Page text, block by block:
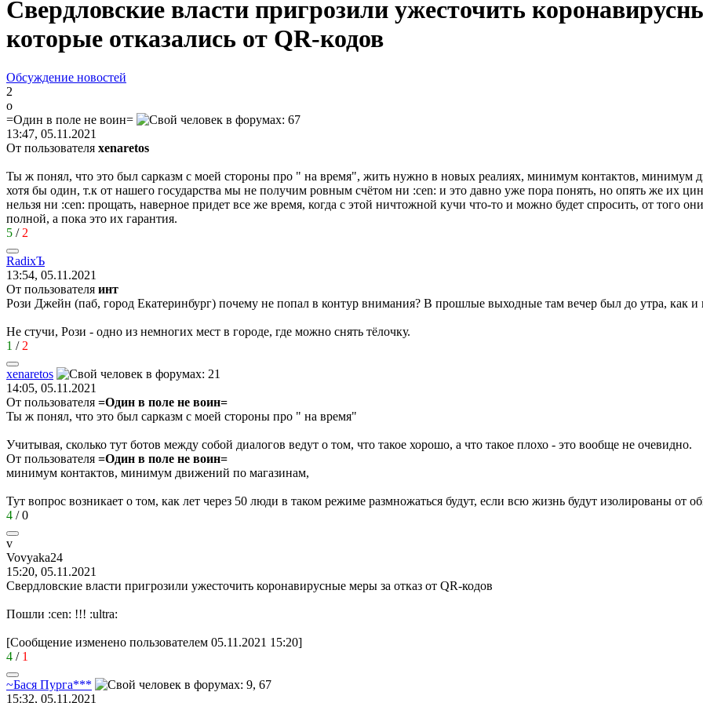
Свердловские власти пригрозили ужесточить
которые отказались от QR-кодов
Обсуждение новостей
2
о
=Один в поле не воин=
13:47, 05.11.2021
От пользователя xenaretos
Ты ж понял, что это был сарказм с моей стороны про " на время", жить нужно в новых реалиях, минимум контактов, минимум
хотя бы один, т.к от нашего государства мы не получим ровным счётом ни :cen: и это давно уже пора понять, но опять же их
нельзя ни :cen: прощать, наверное придет все же время, когда с этой ничтожной кучи что-то и можно будет спросить, от того
полной, а пока это их гарантия.
5 / 2
RadixЪ
13:54, 05.11.2021
От пользователя инт
Рози Джейн (паб, город Екатеринбург) почему не попал в контур внимания? В прошлые выходные там вечер был до утра, как
Не стучи, Рози - одно из немногих мест в городе, где можно снять тёлочку.
1 / 2
xenaretos
14:05, 05.11.2021
От пользователя =Один в поле не воин=
Ты ж понял, что это был сарказм с моей стороны про " на время"
Учитывая, сколько тут ботов между собой диалогов ведут о том, что такое хорошо, а что такое плохо - это вообще не очевидно.
От пользователя =Один в поле не воин=
минимум контактов, минимум движений по магазинам,
Тут вопрос возникает о том, как лет через 50 люди в таком режиме размножаться будут, если всю жизнь будут изолированы от
4 /0
v
Vovyaka24
15:20, 05.11.2021
Свердловские власти пригрозили ужесточить коронавирусные меры за отказ от QR-кодов
Пошли :cen: !!! :ultra:
[Сообщение изменено пользователем 05.11.2021 15:20]
4 / 1
~Бася Пурга***
15:32, 05.11.2021